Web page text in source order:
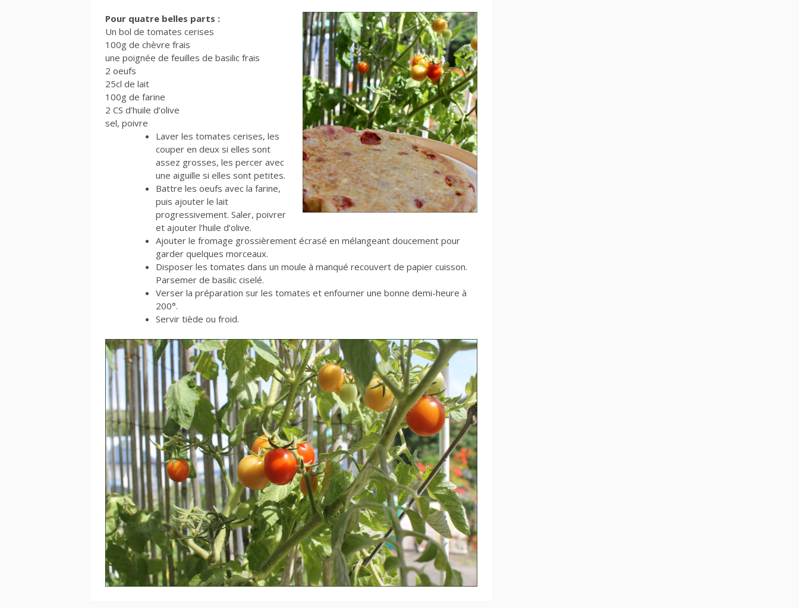
Pour quatre belles parts :
Un bol de tomates cerises
100g de chèvre frais
une poignée de feuilles de basilic frais
2 oeufs
25cl de lait
100g de farine
2 CS d’huile d’olive
sel, poivre
Laver les tomates cerises, les
couper en deux si elles sont
assez grosses, les percer avec
une aiguille si elles sont petites.
Battre les oeufs avec la farine,
puis ajouter le lait
progressivement. Saler, poivrer
et ajouter l’huile d’olive.
Ajouter le fromage grossièrement écrasé en mélangeant doucement pour
garder quelques morceaux.
Disposer les tomates dans un moule à manqué recouvert de papier cuisson.
Parsemer de basilic ciselé.
Verser la préparation sur les tomates et enfourner une bonne demi-heure à
200°.
Servir tiède ou froid.